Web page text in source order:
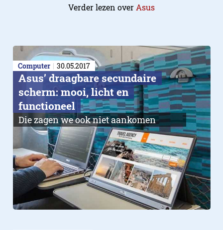
Verder lezen over Asus
Computer 30.05.2017
Asus’ draagbare secundaire
scherm: mooi, licht en
functioneel
Die zagen we ook niet aankomen